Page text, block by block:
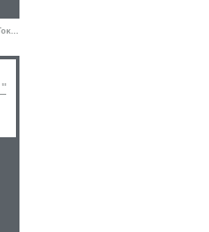
Χειροποίητη λαμπάδα για κορίτσια Τικ Τοκ ροζ